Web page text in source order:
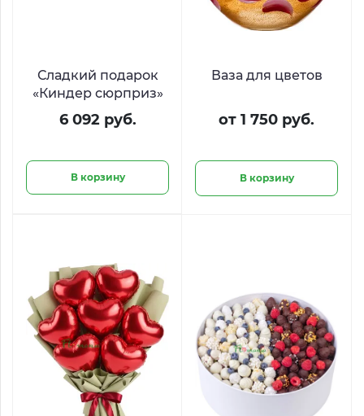
Сладкий подарок
«Киндер сюрприз»
6 092 руб.
В корзину
Ваза для цветов
от 1 750 руб.
В корзину